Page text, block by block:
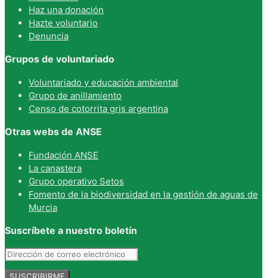
Haz una donación
Hazte voluntario
Denuncia
Grupos de voluntariado
Voluntariado y educación ambiental
Grupo de anillamiento
Censo de cotorrita gris argentina
Otras webs de ANSE
Fundación ANSE
La canastera
Grupo operativo Setos
Fomento de la biodiversidad en la gestión de aguas de
Murcia
Suscríbete a nuestro boletín